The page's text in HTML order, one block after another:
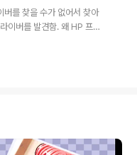
고 TV
를 HD
서 Wi-
를 찾을 수가 없어서 찾아
이버를 발견함. 왜 HP 프린
버를 설치한 후 1020으로